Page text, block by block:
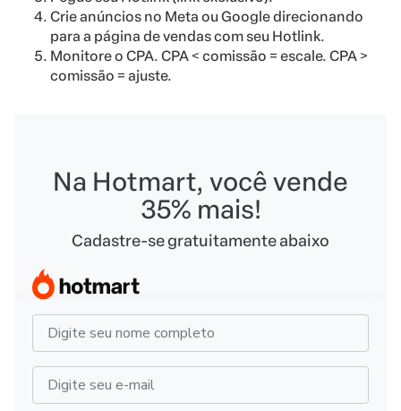
Crie anúncios no Meta ou Google direcionando
para a página de vendas com seu Hotlink.
Monitore o CPA. CPA < comissão = escale. CPA >
comissão = ajuste.
Na Hotmart, você vende
35% mais!
Cadastre-se gratuitamente abaixo